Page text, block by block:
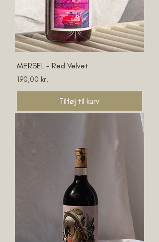
MERSEL - Red Velvet
Pris
190,00 kr.
Tilføj til kurv